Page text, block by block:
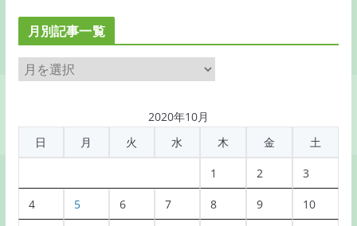
月別記事一覧
月
別
事
2020年10月
日
月 火 水 木 金 土
1 2 3
4 5 6 7 8 9 10